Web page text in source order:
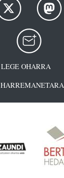
LEGE OHARRA